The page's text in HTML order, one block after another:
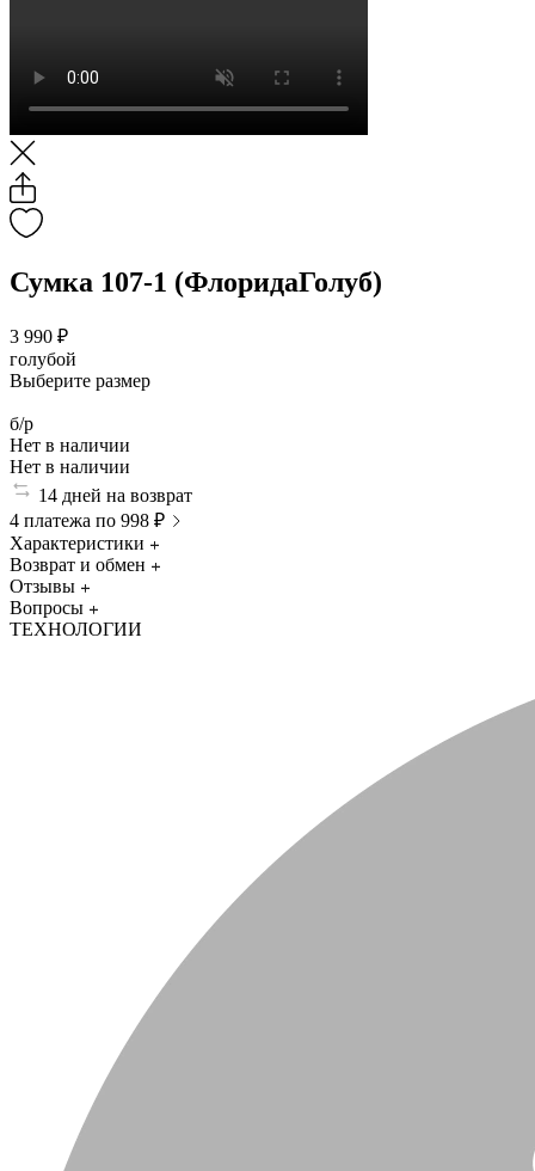
Сумка 107-1 (ФлоридаГолуб)
3 990 ₽
голубой
Выберите размер
б/р
Нет в наличии
Нет в наличии
14 дней на возврат
4 платежа по 998 ₽
Характеристики
Возврат и обмен
Отзывы
Вопросы
ТЕХНОЛОГИИ